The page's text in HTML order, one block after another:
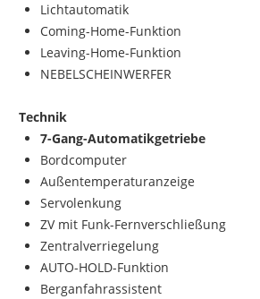
Lichtautomatik
Coming-Home-Funktion
Leaving-Home-Funktion
NEBELSCHEINWERFER
Technik
7-Gang-Automatikgetriebe
Bordcomputer
Außentemperaturanzeige
Servolenkung
ZV mit Funk-Fernverschließung
Zentralverriegelung
AUTO-HOLD-Funktion
Berganfahrassistent